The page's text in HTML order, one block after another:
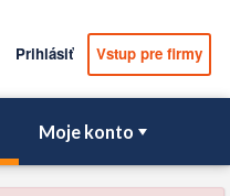
Prihlásiť Vstup pre firmy
Moje konto